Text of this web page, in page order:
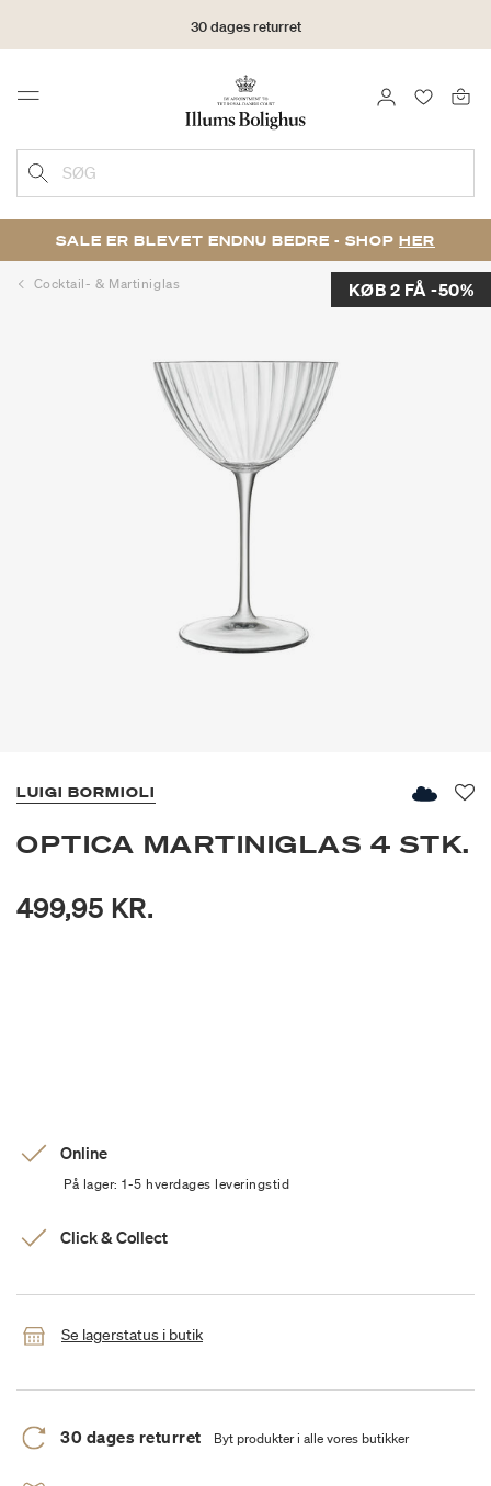
30 dages returret
Menu LOG IND
SØG
SALE ER BLEVET ENDNU BEDRE - SHOP HER
Cocktail- & Martiniglas KØB 2 FÅ -50%
LUIGI BORMIOLI
OPTICA MARTINIGLAS 4 STK.
499,95 KR.
Online
På lager: 1-5 hverdages leveringstid
Click & Collect
Se lagerstatus i butik
30 dages returret Byt produkter i alle vores butikker